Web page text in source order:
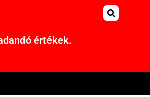
értékek.